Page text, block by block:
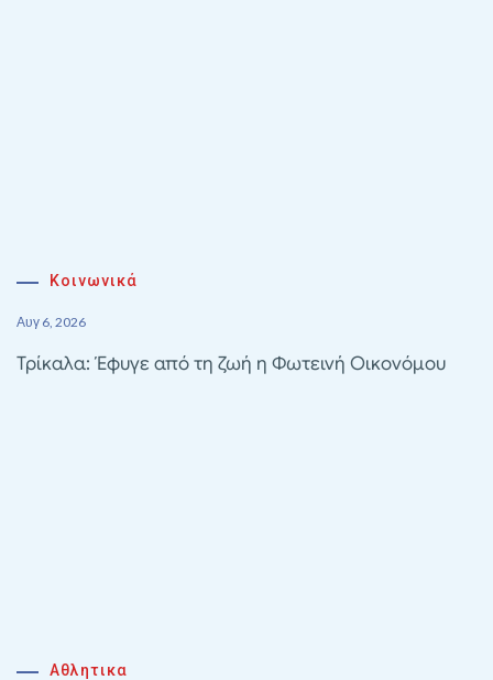
Κοινωνικά
Αυγ 6, 2026
Τρίκαλα: Έφυγε από τη ζωή η Φωτεινή Οικονόμου
Αθλητικα